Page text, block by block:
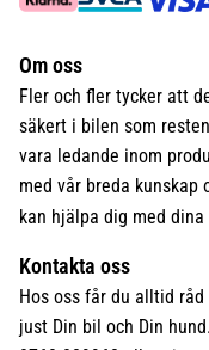
Om oss
Fler och fler tycker att
säkert i bilen som
vara ledande inom
med vår breda
kan hjälpa dig med dina
Kontakta oss
Hos oss får du alltid
just Din bil och Din